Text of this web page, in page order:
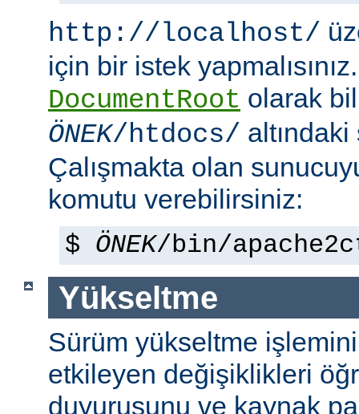
http://localhost/
için bir istek
DocumentRoot olarak
ÖNEK/htdocs/
Çalışmakta olan
komutu verebilirsiniz:
$ ÖNEK/bin/
Yükseltme
Sürüm yükseltme
etkileyen değişiklikleri
duyurusunu ve kaynak